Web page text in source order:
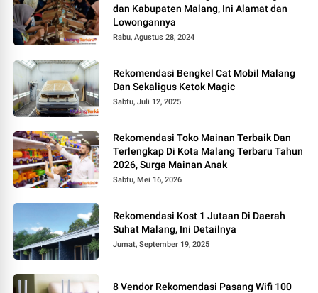
dan Kabupaten Malang, Ini Alamat dan
Lowongannya
Rabu, Agustus 28, 2024
Rekomendasi Bengkel Cat Mobil Malang
Dan Sekaligus Ketok Magic
Sabtu, Juli 12, 2025
Rekomendasi Toko Mainan Terbaik Dan
Terlengkap Di Kota Malang Terbaru Tahun
2026, Surga Mainan Anak
Sabtu, Mei 16, 2026
Rekomendasi Kost 1 Jutaan Di Daerah
Suhat Malang, Ini Detailnya
Jumat, September 19, 2025
8 Vendor Rekomendasi Pasang Wifi 100